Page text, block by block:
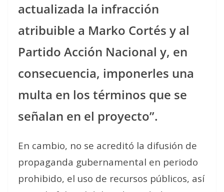
actualizada la infracción
atribuible a Marko Cortés y al
Partido Acción Nacional y, en
consecuencia, imponerles una
multa en los términos que se
señalan en el proyecto”.
En cambio, no se acreditó la difusión de
propaganda gubernamental en periodo
prohibido, el uso de recursos públicos, así